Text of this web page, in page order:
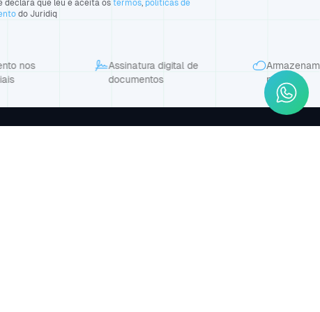
declara que leu e aceita ostermos, políticas de
do Juridiq
Assinatura digital de
documentos
nuvem